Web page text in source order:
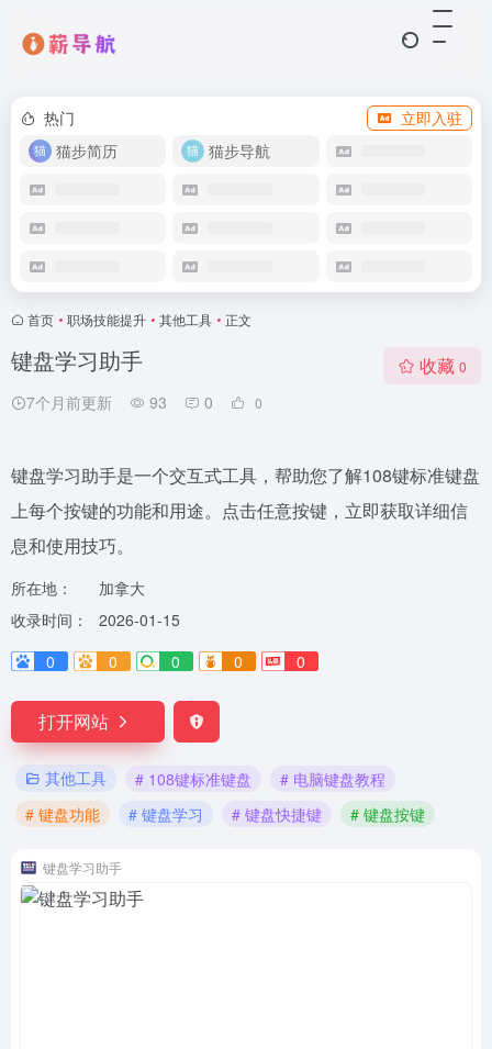
热门
立即入驻
猫步简历
猫步导航
首页 • 职场技能提升​ • 其他工具 • 正文
键盘学习助手
7个月前更新 93 0 0
收藏 0
键盘学习助手是一个交互式工具，帮助您了解108键标准键盘
上每个按键的功能和用途。点击任意按键，立即获取详细信
息和使用技巧。
所在地：
加拿大
收录时间：
2026-01-15
0
0 0 0 0
打开网站
其他工具 # 108键标准键盘
# 电脑键盘教程
# 键盘功能
# 键盘学习 # 键盘快捷键 # 键盘按键
键盘学习助手